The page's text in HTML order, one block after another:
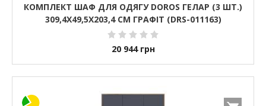
КОМПЛЕКТ ШАФ ДЛЯ ОДЯГУ DOROS ГЕЛАР (3 ШТ.)
309,4Х49,5Х203,4 СМ ГРАФІТ (DRS-011163)
20 944 грн